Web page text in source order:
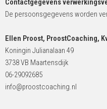
Contactgegevens
De persoonsgegevens worden
Ellen Proost, ProostCoaching,
Koningin Julianalaan 49
3738 VB Maartensdijk
06-29092685
info@proostcoaching.nl